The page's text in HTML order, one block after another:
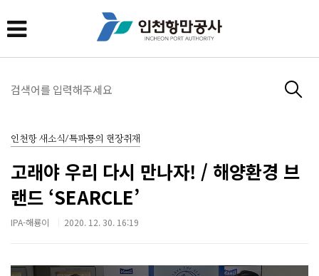
인천항 새소식/특파룡의 현장취재
고래야 우리 다시 만나자! / 해양환경 브
랜드 ‘SEARCLE’
IPA-해룡이 2020. 12. 30. 16:19